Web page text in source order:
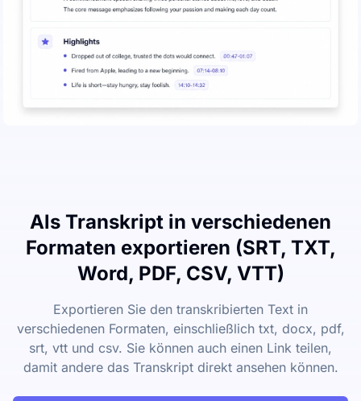
Als Transkript in verschiedenen
Formaten exportieren (SRT, TXT,
Word, PDF, CSV, VTT)
Exportieren Sie den transkribierten Text in
verschiedenen Formaten, einschließlich txt, docx, pdf,
srt, vtt und csv. Sie können auch einen Link teilen,
damit andere das Transkript direkt ansehen können.